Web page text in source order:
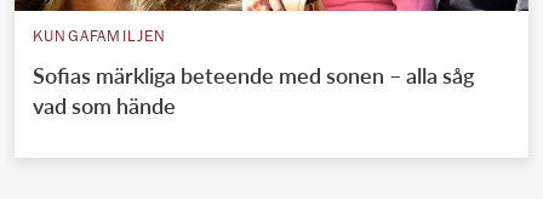
KUNGAFAMILJEN
Sofias märkliga beteende med sonen – alla såg
vad som hände